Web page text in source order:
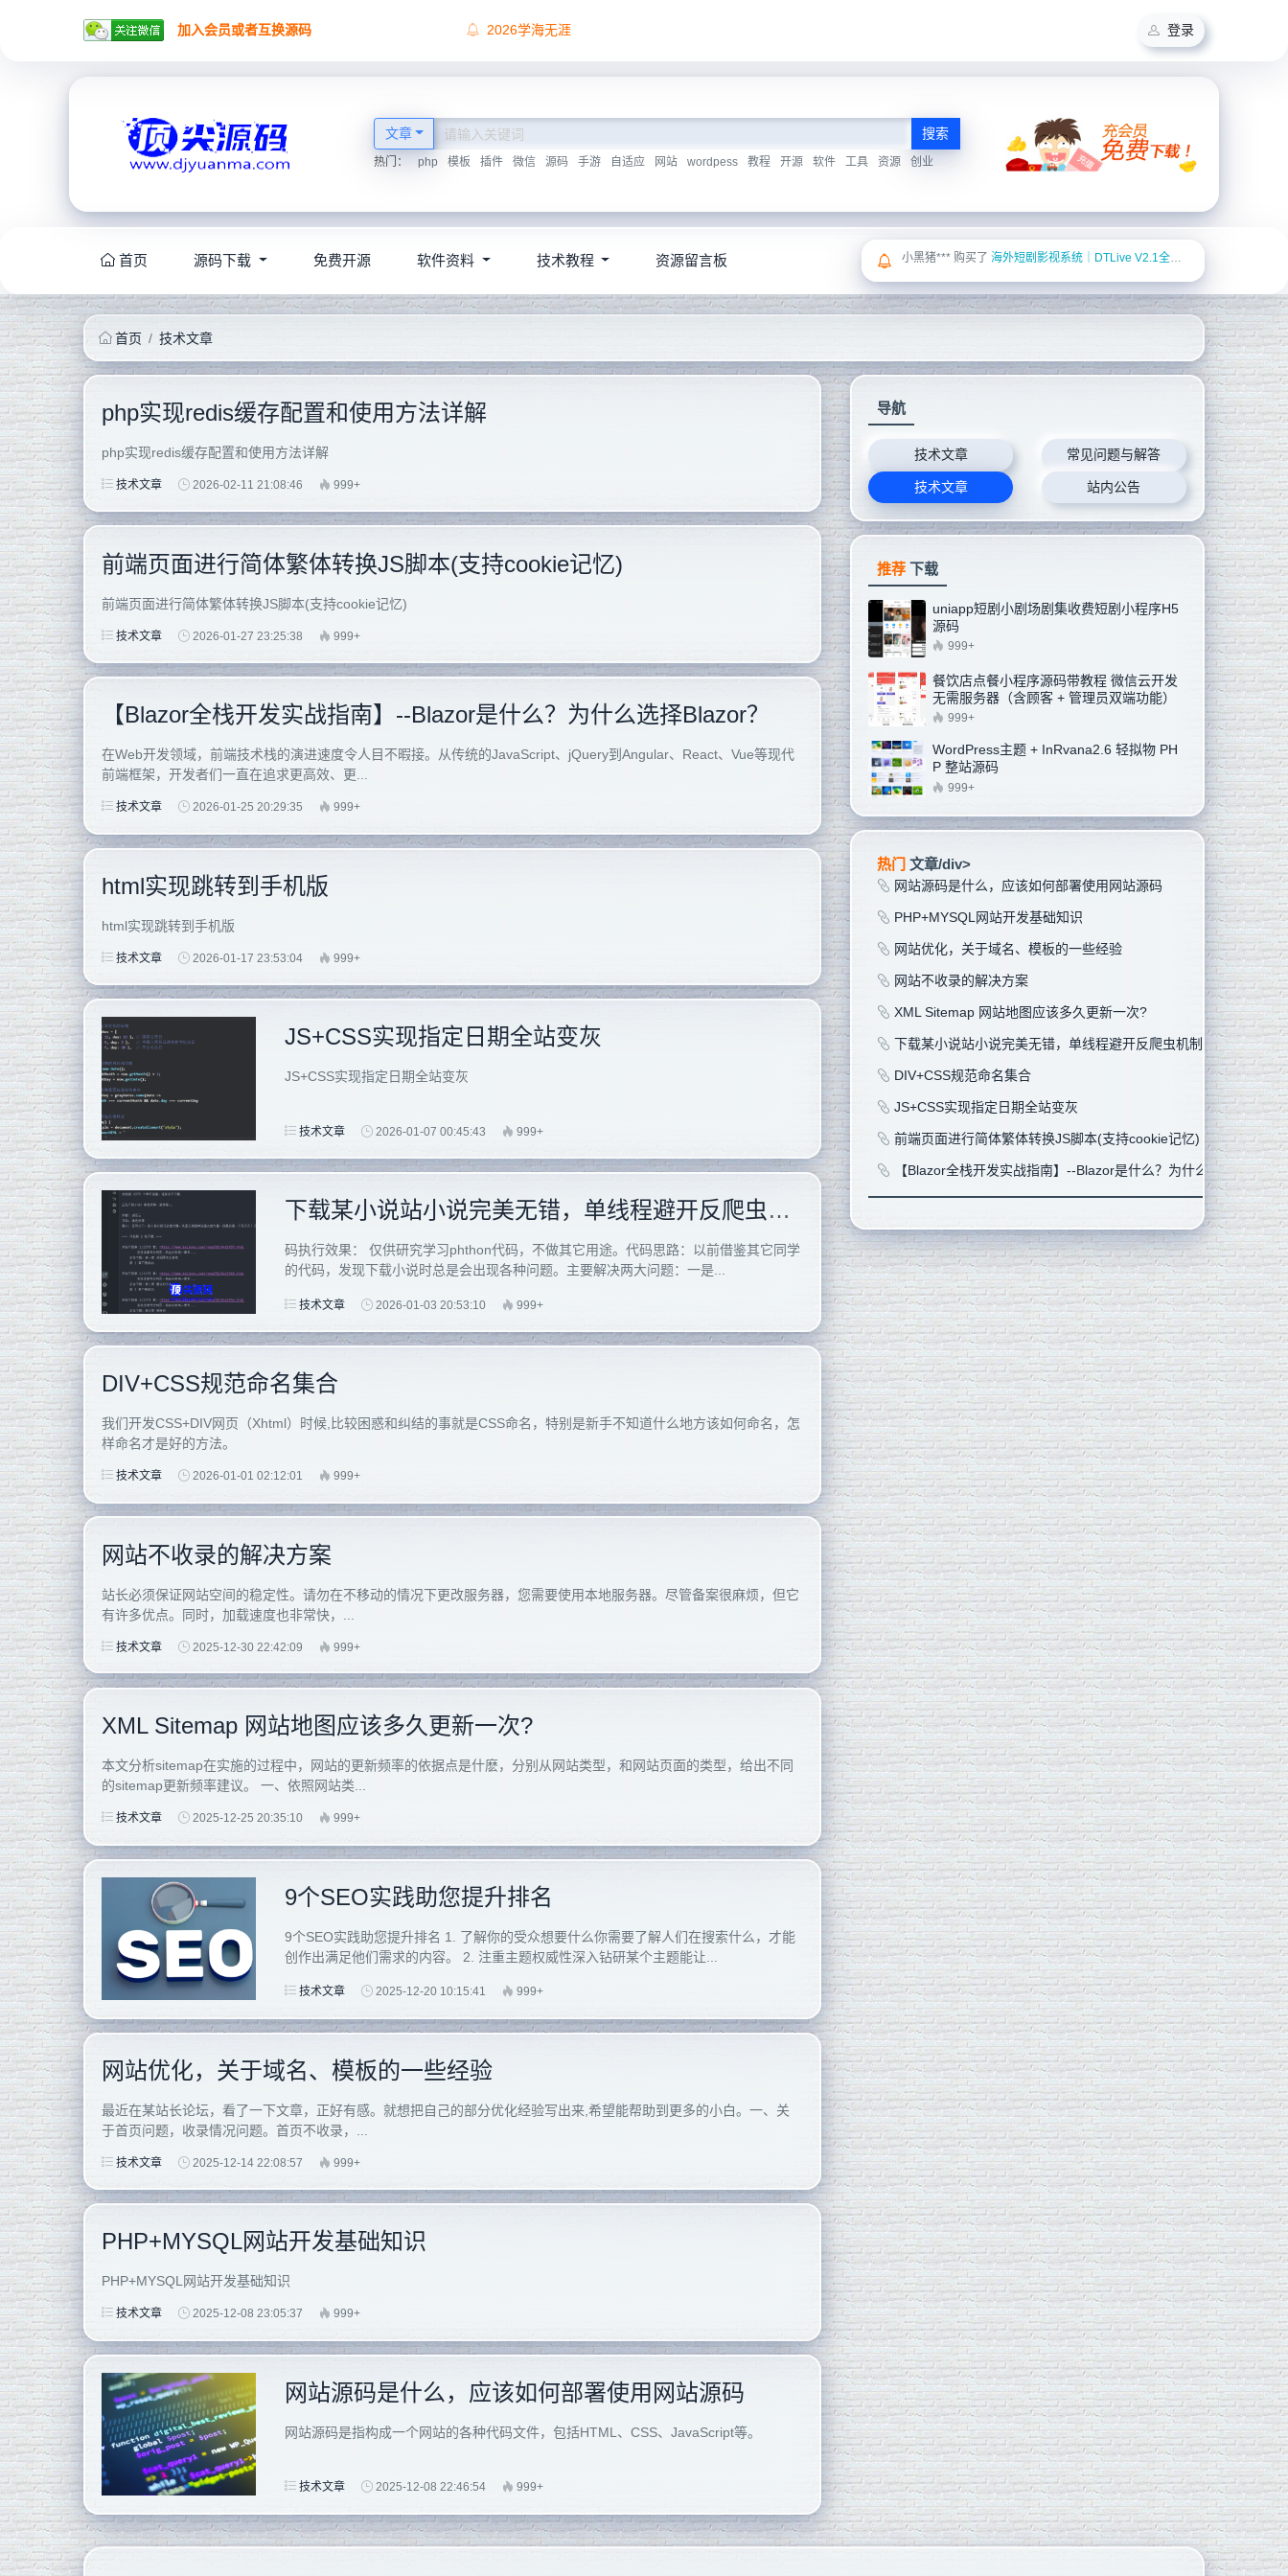
加入会员或者互换源码 顶尖源码唯一联系方式，慎防上当受骗！ 登录
文章 搜索
热门： php 模板 插件 微信 源码 手游 自适应 网站 wordpess 教程 开源 软件 工具 资源 创业
首页 源码下载 免费开源 软件资料 技术教程 资源留言板 Yan*** 购买了在线点歌系统源码
首页 技术文章
php实现redis缓存配置和使用方法详解
php实现redis缓存配置和使用方法详解
技术文章 2026-02-11 21:08:46 999+
前端页面进行简体繁体转换JS脚本(支持cookie记忆)
前端页面进行简体繁体转换JS脚本(支持cookie记忆)
技术文章 2026-01-27 23:25:38 999+
【Blazor全栈开发实战指南】--Blazor是什么？为什么选择Blazor？
在Web开发领域，前端技术栈的演进速度令人目不暇接。从传统的JavaScript、jQuery到Angular、React、Vue等现代
前端框架，开发者们一直在追求更高效、更...
技术文章 2026-01-25 20:29:35 999+
html实现跳转到手机版
html实现跳转到手机版
技术文章 2026-01-17 23:53:04 999+
JS+CSS实现指定日期全站变灰
JS+CSS实现指定日期全站变灰
技术文章 2026-01-07 00:45:43 999+
下载某小说站小说完美无错，单线程避开反爬虫机制支持单章多页
码执行效果： 仅供研究学习phthon代码，不做其它用途。代码思路：以前借鉴其它同学
的代码，发现下载小说时总是会出现各种问题。主要解决两大问题：一是...
技术文章 2026-01-03 20:53:10 999+
DIV+CSS规范命名集合
我们开发CSS+DIV网页（Xhtml）时候,比较困惑和纠结的事就是CSS命名，特别是新手不知道什么地方该如何命名，怎
样命名才是好的方法。
技术文章 2026-01-01 02:12:01 999+
网站不收录的解决方案
站长必须保证网站空间的稳定性。请勿在不移动的情况下更改服务器，您需要使用本地服务器。尽管备案很麻烦，但它
有许多优点。同时，加载速度也非常快，...
技术文章 2025-12-30 22:42:09 999+
XML Sitemap 网站地图应该多久更新一次?
本文分析sitemap在实施的过程中，网站的更新频率的依据点是什麽，分别从网站类型，和网站页面的类型，给出不同
的sitemap更新频率建议。 一、依照网站类...
技术文章 2025-12-25 20:35:10 999+
9个SEO实践助您提升排名
9个SEO实践助您提升排名 1. 了解你的受众想要什么你需要了解人们在搜索什么，才能
创作出满足他们需求的内容。 2. 注重主题权威性深入钻研某个主题能让...
技术文章 2025-12-20 10:15:41 999+
网站优化，关于域名、模板的一些经验
最近在某站长论坛，看了一下文章，正好有感。就想把自己的部分优化经验写出来,希望能帮助到更多的小白。一、关
于首页问题，收录情况问题。首页不收录，...
技术文章 2025-12-14 22:08:57 999+
PHP+MYSQL网站开发基础知识
PHP+MYSQL网站开发基础知识
技术文章 2025-12-08 23:05:37 999+
网站源码是什么，应该如何部署使用网站源码
网站源码是指构成一个网站的各种代码文件，包括HTML、CSS、JavaScript等。
技术文章 2025-12-08 22:46:54 999+
导航
技术文章 常见问题与解答
技术文章 站内公告
推荐 下载
uniapp短剧小剧场剧集收费短剧小程序H5
源码
999+
餐饮店点餐小程序源码带教程 微信云开发
无需服务器（含顾客 + 管理员双端功能）
999+
WordPress主题 + InRvana2.6 轻拟物 PH
P 整站源码
999+
热门 文章/div>
网站源码是什么，应该如何部署使用网站源码
PHP+MYSQL网站开发基础知识
网站优化，关于域名、模板的一些经验
网站不收录的解决方案
XML Sitemap 网站地图应该多久更新一次?
下载某小说站小说完美无错，单线程避开反爬虫机制支持单章多页
DIV+CSS规范命名集合
JS+CSS实现指定日期全站变灰
前端页面进行简体繁体转换JS脚本(支持cookie记忆)
【Blazor全栈开发实战指南】--Blazor是什么？为什么选择Blazor？